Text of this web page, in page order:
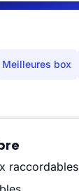
Meilleures box
raccordables